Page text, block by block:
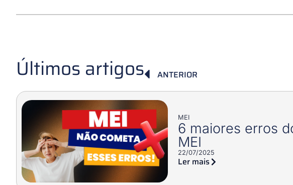
Últimos artigos ANTERIOR
MEI
6 maiores erros
MEI
22/07/2025
Ler mais